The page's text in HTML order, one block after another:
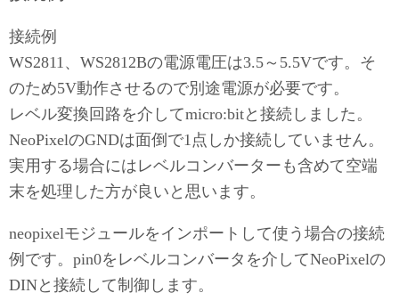
接続例
WS2811、WS2812Bの電源電圧は3.5～5.5Vです。そ
のため5V動作させるので別途電源が必要です。
レベル変換回路を介してmicro:bitと接続しました。
NeoPixelのGNDは面倒で1点しか接続していません。
実用する場合にはレベルコンバーターも含めて空端
末を処理した方が良いと思います。
neopixelモジュールをインポートして使う場合の接続
例です。pin0をレベルコンバータを介してNeoPixelの
DINと接続して制御します。